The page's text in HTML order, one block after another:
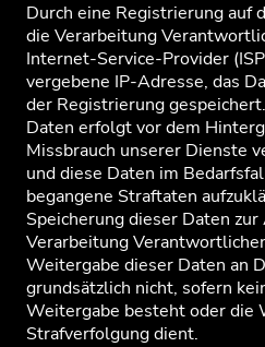
Durch eine Registrierung auf
die Verarbeitung
Internet-Service-Provider
vergebene IP-Adresse, das
der Registrierung
Daten erfolgt vor dem
Missbrauch unserer Dienste
und diese Daten im
begangene Straftaten
Speicherung dieser Daten
Verarbeitung
Weitergabe dieser Daten an
grundsätzlich nicht, sofern
Weitergabe besteht oder die
Strafverfolgung dient.